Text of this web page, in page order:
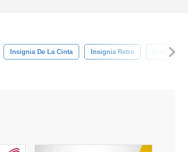
Insignia De La Cinta Insignia Retro Insignia